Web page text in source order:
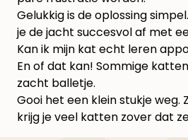
Gelukkig is de oplossing
je de jacht succesvol af met
Kan ik mijn kat echt leren
En of dat kan! Sommige
zacht balletje.
Gooi het een klein stukje
krijg je veel katten zover dat